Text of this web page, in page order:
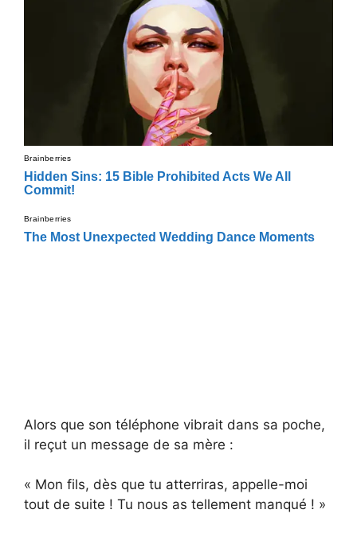
Alors que son téléphone vibrait dans sa poche,
il reçut un message de sa mère :
« Mon fils, dès que tu atterriras, appelle-moi
tout de suite ! Tu nous as tellement manqué ! »